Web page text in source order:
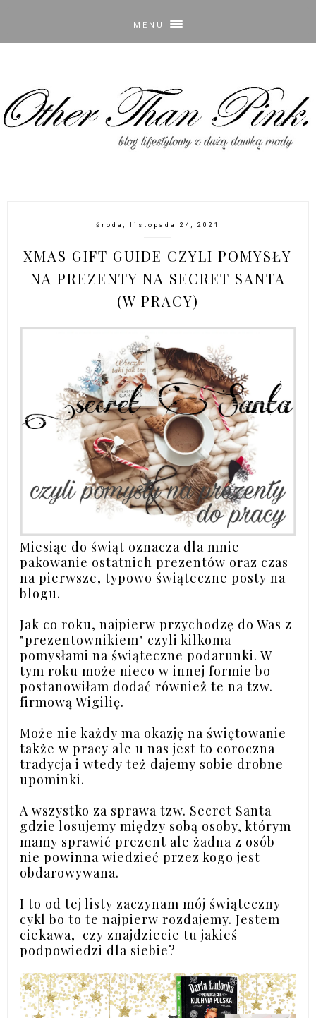
MENU
środa, listopada 24, 2021
XMAS GIFT GUIDE CZYLI POMYSŁY
NA PREZENTY NA SECRET SANTA
(W PRACY)
Miesiąc do świąt oznacza dla mnie
pakowanie ostatnich prezentów oraz czas
na pierwsze, typowo świąteczne posty na
blogu.
Jak co roku, najpierw przychodzę do Was z
"prezentownikiem" czyli kilkoma
pomysłami na świąteczne podarunki. W
tym roku może nieco w innej formie bo
postanowiłam dodać również te na tzw.
firmową Wigilię.
Może nie każdy ma okazję na świętowanie
także w pracy ale u nas jest to coroczna
tradycja i wtedy też dajemy sobie drobne
upominki.
A wszystko za sprawa tzw. Secret Santa
gdzie losujemy między sobą osoby, którym
mamy sprawić prezent ale żadna z osób
nie powinna wiedzieć przez kogo jest
obdarowywana.
I to od tej listy zaczynam mój świąteczny
cykl bo to te najpierw rozdajemy. Jestem
ciekawa, czy znajdziecie tu jakieś
podpowiedzi dla siebie?